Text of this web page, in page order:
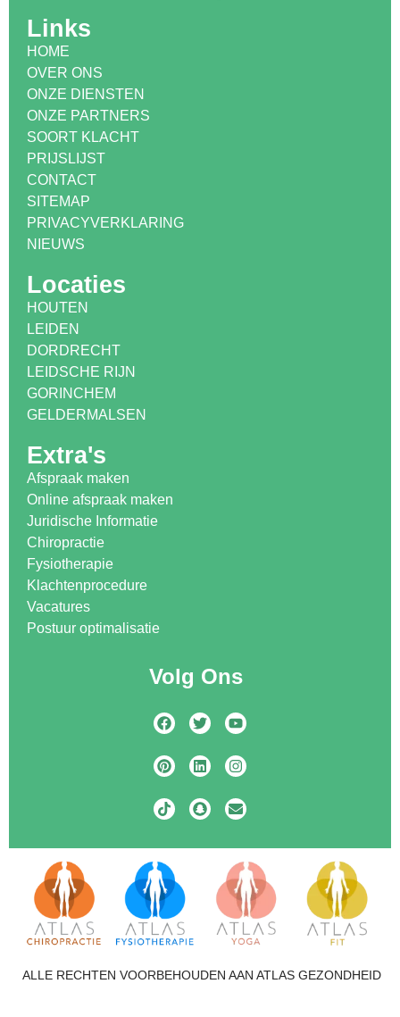
Links
HOME
OVER ONS
ONZE DIENSTEN
ONZE PARTNERS
SOORT KLACHT
PRIJSLIJST
CONTACT
SITEMAP
PRIVACYVERKLARING
NIEUWS
Locaties
HOUTEN
LEIDEN
DORDRECHT
LEIDSCHE RIJN
GORINCHEM
GELDERMALSEN
Extra's
Afspraak maken
Online afspraak maken
Juridische Informatie
Chiropractie
Fysiotherapie
Klachtenprocedure
Vacatures
Postuur optimalisatie
Volg Ons
ALLE RECHTEN VOORBEHOUDEN AAN ATLAS GEZONDHEID